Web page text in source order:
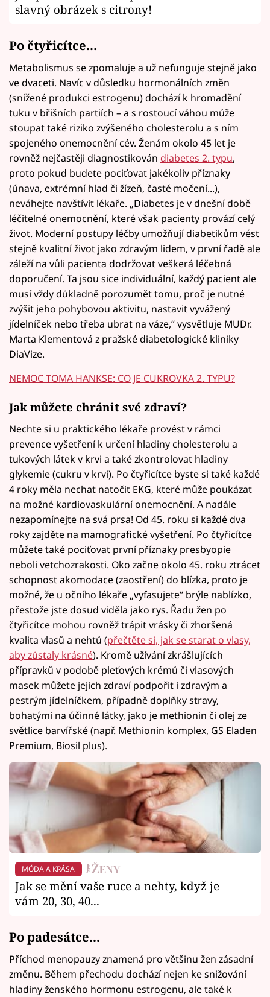
slavný obrázek s citrony!
Po čtyřicítce...
Metabolismus se zpomaluje a už nefunguje stejně jako
ve dvaceti. Navíc v důsledku hormonálních změn
(snížené produkci estrogenu) dochází k hromadění
tuku v břišních partiích – a s rostoucí váhou může
stoupat také riziko zvýšeného cholesterolu a s ním
spojeného onemocnění cév. Ženám okolo 45 let je
rovněž nejčastěji diagnostikován diabetes 2. typu,
proto pokud budete pociťovat jakékoliv příznaky
(únava, extrémní hlad či žízeň, časté močení...),
neváhejte navštívit lékaře. „Diabetes je v dnešní době
léčitelné onemocnění, které však pacienty provází celý
život. Moderní postupy léčby umožňují diabetikům vést
stejně kvalitní život jako zdravým lidem, v první řadě ale
záleží na vůli pacienta dodržovat veškerá léčebná
doporučení. Ta jsou sice individuální, každý pacient ale
musí vždy důkladně porozumět tomu, proč je nutné
zvýšit jeho pohybovou aktivitu, nastavit vyvážený
jídelníček nebo třeba ubrat na váze,“ vysvětluje MUDr.
Marta Klementová z pražské diabetologické kliniky
DiaVize.
NEMOC TOMA HANKSE: CO JE CUKROVKA 2. TYPU?
Jak můžete chránit své zdraví?
Nechte si u praktického lékaře provést v rámci
prevence vyšetření k určení hladiny cholesterolu a
tukových látek v krvi a také zkontrolovat hladiny
glykemie (cukru v krvi). Po čtyřicítce byste si také každé
4 roky měla nechat natočit EKG, které může poukázat
na možné kardiovaskulární onemocnění. A nadále
nezapomínejte na svá prsa! Od 45. roku si každé dva
roky zajděte na mamografické vyšetření. Po čtyřicítce
můžete také pociťovat první příznaky presbyopie
neboli vetchozrakosti. Oko začne okolo 45. roku ztrácet
schopnost akomodace (zaostření) do blízka, proto je
možné, že u očního lékaře „vyfasujete“ brýle nablízko,
přestože jste dosud viděla jako rys. Řadu žen po
čtyřicítce mohou rovněž trápit vrásky či zhoršená
kvalita vlasů a nehtů (přečtěte si, jak se starat o vlasy,
aby zůstaly krásné). Kromě užívání zkrášlujících
přípravků v podobě pleťových krémů či vlasových
masek můžete jejich zdraví podpořit i zdravým a
pestrým jídelníčkem, případně doplňky stravy,
bohatými na účinné látky, jako je methionin či olej ze
světlice barvířské (např. Methionin komplex, GS Eladen
Premium, Biosil plus).
MÓDA A KRÁSA
Jak se mění vaše ruce a nehty, když je
vám 20, 30, 40...
Po padesátce...
Příchod menopauzy znamená pro většinu žen zásadní
změnu. Během přechodu dochází nejen ke snižování
hladiny ženského hormonu estrogenu, ale také k